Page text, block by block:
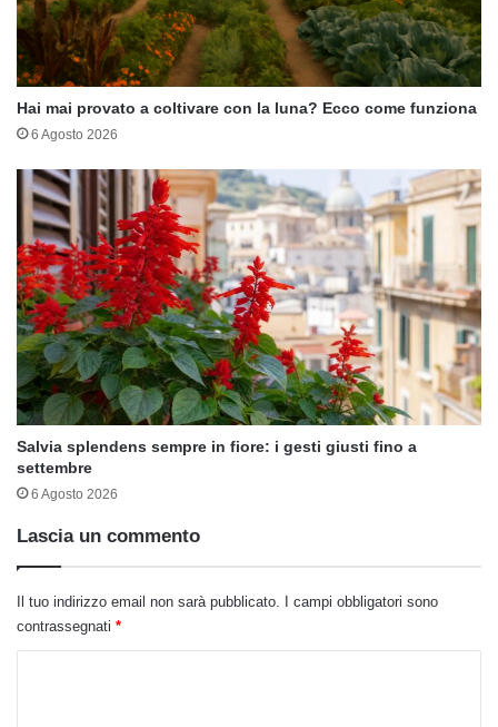
Hai mai provato a coltivare con la luna? Ecco come funziona
6 Agosto 2026
Salvia splendens sempre in fiore: i gesti giusti fino a
settembre
6 Agosto 2026
Lascia un commento
Il tuo indirizzo email non sarà pubblicato.
I campi obbligatori sono
contrassegnati *